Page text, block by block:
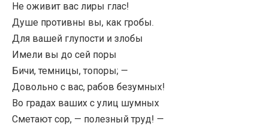
Не оживит вас лиры глас!
Душе противны вы, как гробы.
Для вашей глупости и злобы
Имели вы до сей поры
Бичи, темницы, топоры; —
Довольно с вас, рабов безумных!
Во градах ваших с улиц шумных
Сметают сор, — полезный труд! —